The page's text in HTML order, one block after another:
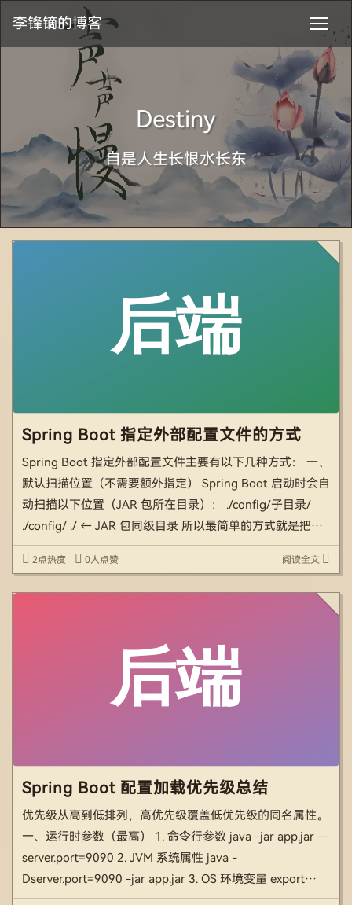
李锋镝的博客
Destiny
自是人生长恨水长东
Spring Boot 指定外部配置文件的方式
Spring Boot 指定外部配置文件主要有以下几种方式： 一、
默认扫描位置（不需要额外指定） Spring Boot 启动时会自
动扫描以下位置（JAR 包所在目录）： ./config/子目录/
./config/ ./ ← JAR 包同级目录 所以最简单的方式就是把配
置文件直接放在 JAR 包旁边： /app/ […]
2点热度 0人点赞 阅读全文
Spring Boot 配置加载优先级总结
优先级从高到低排列，高优先级覆盖低优先级的同名属性。
一、运行时参数（最高） 1. 命令行参数 java -jar app.jar --
server.port=9090 2. JVM 系统属性 java -
Dserver.port=9090 -jar app.jar 3. OS 环境变量 export
SERVER_P […]